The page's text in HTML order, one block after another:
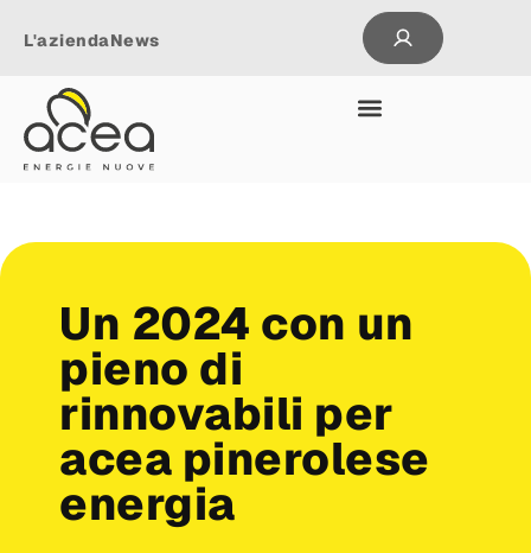
L'aziendaNews
Un 2024 con un
pieno di
rinnovabili per
acea pinerolese
energia